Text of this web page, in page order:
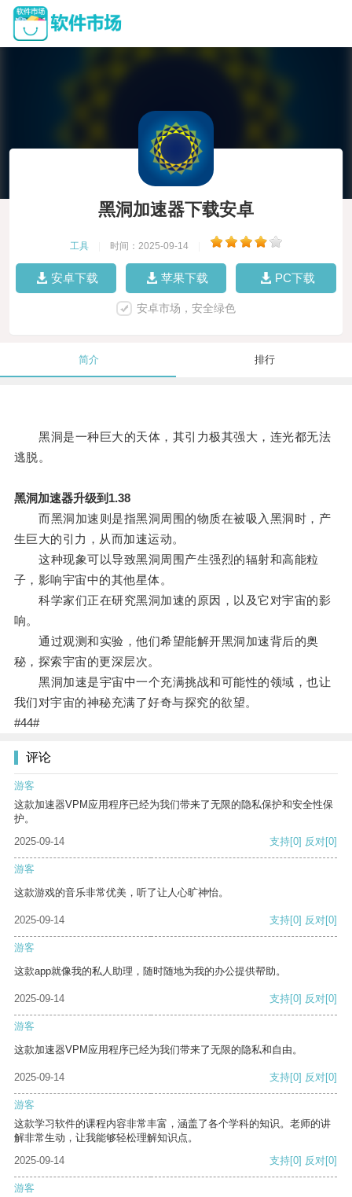
黑洞加速器下载安卓
工具 时间：2025-09-14
安卓下载 苹果下载 PC下载
安卓市场，安全绿色
简介 排行
黑洞是一种巨大的天体，其引力极其强大，连光都无法
逃脱。
黑洞加速器升级到1.38
而黑洞加速则是指黑洞周围的物质在被吸入黑洞时，产
生巨大的引力，从而加速运动。
这种现象可以导致黑洞周围产生强烈的辐射和高能粒
子，影响宇宙中的其他星体。
科学家们正在研究黑洞加速的原因，以及它对宇宙的影
响。
通过观测和实验，他们希望能解开黑洞加速背后的奥
秘，探索宇宙的更深层次。
黑洞加速是宇宙中一个充满挑战和可能性的领域，也让
我们对宇宙的神秘充满了好奇与探究的欲望。
#44#
评论
游客
这款加速器VPM应用程序已经为我们带来了无限的隐私保护和安全性保
护。
2025-09-14
支持[0] 反对[0]
游客
这款游戏的音乐非常优美，听了让人心旷神怡。
2025-09-14 支持[0] 反对[0]
游客
这款app就像我的私人助理，随时随地为我的办公提供帮助。
2025-09-14 支持[0] 反对[0]
游客
这款加速器VPM应用程序已经为我们带来了无限的隐私和自由。
2025-09-14 支持[0] 反对[0]
游客
这款学习软件的课程内容非常丰富，涵盖了各个学科的知识。老师的讲
解非常生动，让我能够轻松理解知识点。
2025-09-14
支持[0] 反对[0]
游客